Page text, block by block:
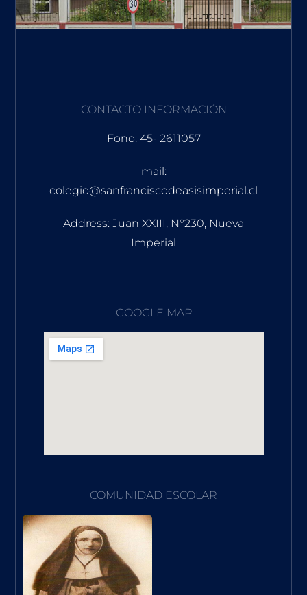
CONTACTO INFORMACIÓN
Fono: 45- 2611057
mail:
colegio@sanfranciscodeasisimperial.cl
Address: Juan XXIII, N°230, Nueva
Imperial
GOOGLE MAP
COMUNIDAD ESCOLAR